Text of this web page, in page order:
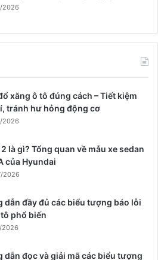
2026
xăng ô tô đúng cách – Tiết kiệm
tránh hư hỏng động cơ
2026
2 là gì? Tổng quan về mẫu xe sedan
của Hyundai
2026
dẫn đầy đủ các biểu tượng báo lỗi
phổ biến
2026
dẫn đọc và giải mã các biểu tượng